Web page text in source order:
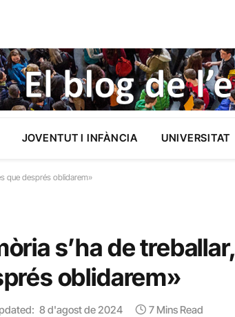
JOVENTUT I INFÀNCIA UNIVERSITAT
que després oblidarem»
s’ha de
oblidarem»
8 d'agost de 2024 7 Mins Read